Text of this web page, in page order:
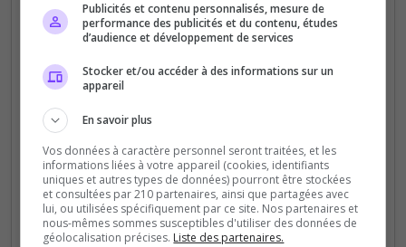
Fun PVE
Destination Finale
Serveur moddé, bots hardcore, loot minimal. Pas de
PVP. Ouvert à tous dans le respect des autres
joueurs. Modos présents, discord non obligatoire.
0
votes
0
clics
(0)
Publicités et contenu personnalisés, mesure de
performance des publicités et du contenu, études
d’audience et développement de services
Stocker et/ou accéder à des informations sur un
appareil
En savoir plus
Vos données à caractère personnel seront traitées, et les
informations liées à votre appareil (cookies, identifiants
uniques et autres types de données) pourront être stockées
et consultées par 210 partenaires, ainsi que partagées avec
lui, ou utilisées spécifiquement par ce site. Nos partenaires et
nous-mêmes sommes susceptibles d'utiliser des données de
géolocalisation précises. Liste des partenaires.